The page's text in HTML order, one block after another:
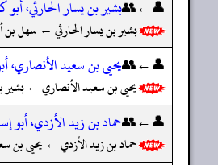
👤←👥بشير بن يسار الحارثي،
بشير بن يسار الحارثي ← سهل بن
👤←👥يحيى بن سعيد الأنصاري،
يحيى بن سعيد الأنصاري ← بشير
👤←👥حماد بن زيد الأزدي، أبو
حماد بن زيد الأزدي ← يحيى بن